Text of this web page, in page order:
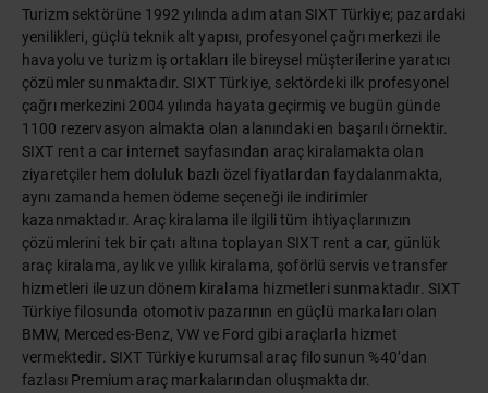
Turizm sektörüne 1992 yılında adım atan SIXT Türkiye; pazardaki
yenilikleri, güçlü teknik alt yapısı, profesyonel çağrı merkezi ile
havayolu ve turizm iş ortakları ile bireysel müşterilerine yaratıcı
çözümler sunmaktadır. SIXT Türkiye, sektördeki ilk profesyonel
çağrı merkezini 2004 yılında hayata geçirmiş ve bugün günde
1100 rezervasyon almakta olan alanındaki en başarılı örnektir.
SIXT rent a car internet sayfasından araç kiralamakta olan
ziyaretçiler hem doluluk bazlı özel fiyatlardan faydalanmakta,
aynı zamanda hemen ödeme seçeneği ile indirimler
kazanmaktadır. Araç kiralama ile ilgili tüm ihtiyaçlarınızın
çözümlerini tek bir çatı altına toplayan SIXT rent a car, günlük
araç kiralama, aylık ve yıllık kiralama, şoförlü servis ve transfer
hizmetleri ile uzun dönem kiralama hizmetleri sunmaktadır. SIXT
Türkiye filosunda otomotiv pazarının en güçlü markaları olan
BMW, Mercedes-Benz, VW ve Ford gibi araçlarla hizmet
vermektedir. SIXT Türkiye kurumsal araç filosunun %40’dan
fazlası Premium araç markalarından oluşmaktadır.